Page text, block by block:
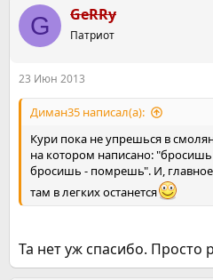
к
ц
и
G GeRRy
Патриот
23 Июн 2013
Диман35 написал(а):
Кури пока не упрешься в
на котором написано:
бросишь - помрешь". И,
там в легких останется
Та нет уж спасибо. Просто